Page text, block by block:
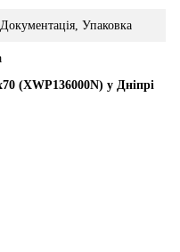
Упаковка
(XWP136000N) у Дніпрі